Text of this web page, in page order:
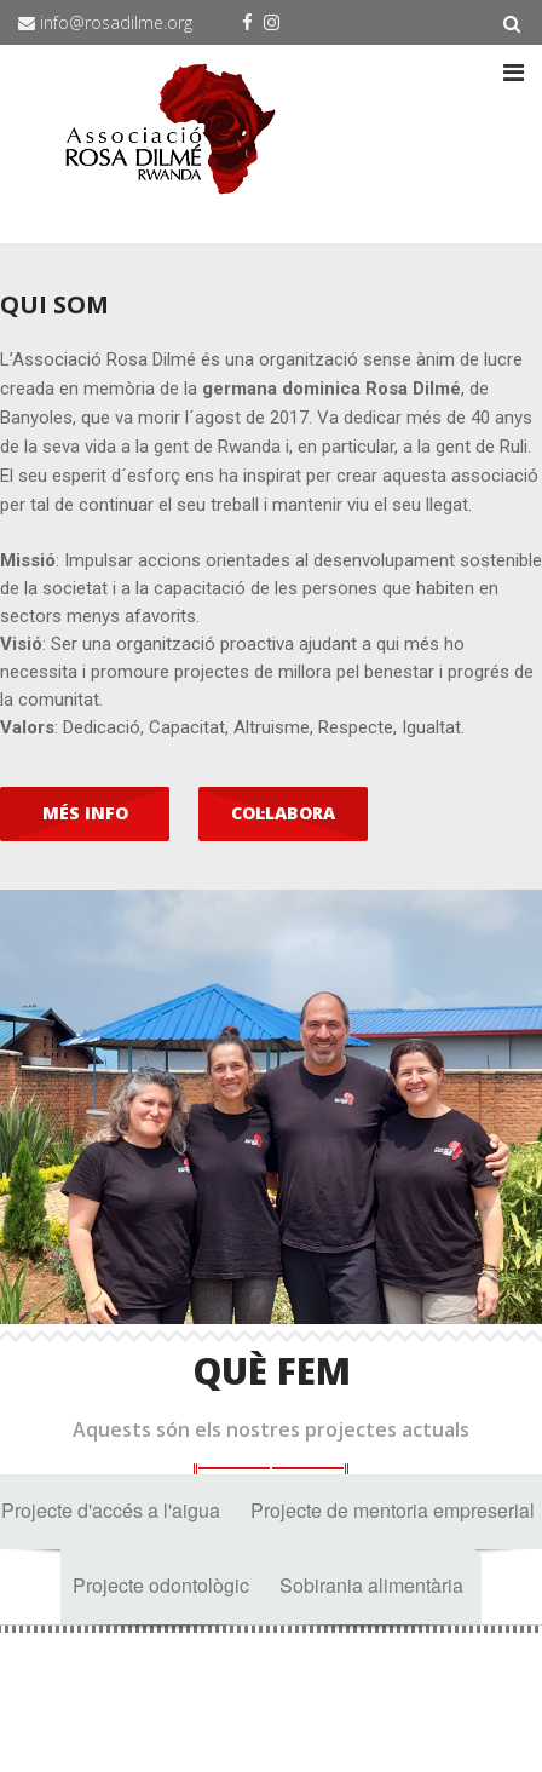
info@rosadilme.org
QUI SOM
L’Associació Rosa Dilmé és una organització sense ànim de lucre
creada en memòria de la germana dominica Rosa Dilmé, de
Banyoles, que va morir l´agost de 2017. Va dedicar més de 40 anys
de la seva vida a la gent de Rwanda i, en particular, a la gent de Ruli.
El seu esperit d´esforç ens ha inspirat per crear aquesta associació
per tal de continuar el seu treball i mantenir viu el seu llegat.
Missió: Impulsar accions orientades al desenvolupament sostenible
de la societat i a la capacitació de les persones que habiten en
sectors menys afavorits.
Visió: Ser una organització proactiva ajudant a qui més ho
necessita i promoure projectes de millora pel benestar i progrés de
la comunitat.
Valors: Dedicació, Capacitat, Altruisme, Respecte, Igualtat.
MÉS INFO COL·LABORA
QUÈ FEM
Aquests són els nostres projectes actuals
Projecte d'accés a l'aigua Projecte de mentoria empreserial
Projecte odontològic Sobirania alimentària